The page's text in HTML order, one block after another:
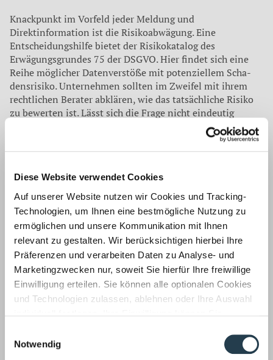
Diese Website verwendet Cookies
Auf unserer Website nutzen wir Cookies und Tracking-
Technologien, um Ihnen eine bestmögliche Nutzung zu
ermöglichen und unsere Kommunikation mit Ihnen
relevant zu gestalten. Wir berücksichtigen hierbei Ihre
Präferenzen und verarbeiten Daten zu Analyse- und
Marketingzwecken nur, soweit Sie hierfür Ihre freiwillige
Einwilligung erteilen. Sie können alle optionalen Cookies
und Technologien zulassen, ablehnen oder Ihre Auswahl
Informationen zu von uns und Drittanbietern eingesetzten
Technologien sowie zum Widerruf finden Sie in unserer
Notwendig
Knackpunkt im Vorfeld jeder Meldung und
Direktinformation ist die Risikoabwägung. Eine
Entscheidungshilfe bietet der Risi­kokatalog des
Erwägungsgrun­des 75 der DSGVO. Hier findet sich eine
Reihe möglicher Daten­verstöße mit potenziellem Scha­
densrisiko. Unternehmen soll­ten im Zweifel mit ihrem
rechtli­chen Berater abklären, wie das tatsächliche Risiko
zu bewerten ist. Lässt sich die Frage nicht ein­deutig
klären, sollten Verant­wortliche ihrer Melde- und Infor­
mationspflicht vorsichtshalber erfüllen. Grundsätzlich
müssen Firmen jede Datenpanne sorgfäl­tig
das Da­tenleck entstehen konnte, wel­che Auswirkungen es
hatte, wie die Risikoprognose zustande kam und welche
Maßnahmen er­griffen wurden.
Verantwortlicher für die Datenverarbeitung
Unternehmen können die Gefahr von Datenpannen
reduzieren, indem sie die neuen Vorgaben der DSGVO
genau einhalten. Zu den vorgeschriebenen Maßnahmen
zählt etwa die Identifizierung eines Verantwortlichen für
stellen sich unter anderem folgende Fragen: Sind alle
Verarbeitungsprozesse mit personenbezogenen